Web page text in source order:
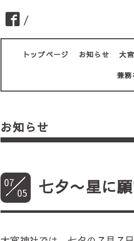
/
トップページ お知らせ 大
兼務
お知らせ
07
05
七夕〜星に